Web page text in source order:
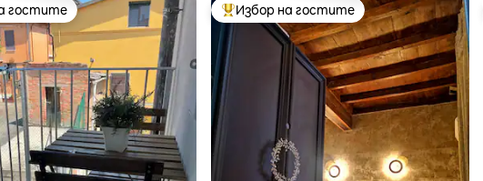
гостите
гостите Най-популярен избор на гостите
Избор на гостите